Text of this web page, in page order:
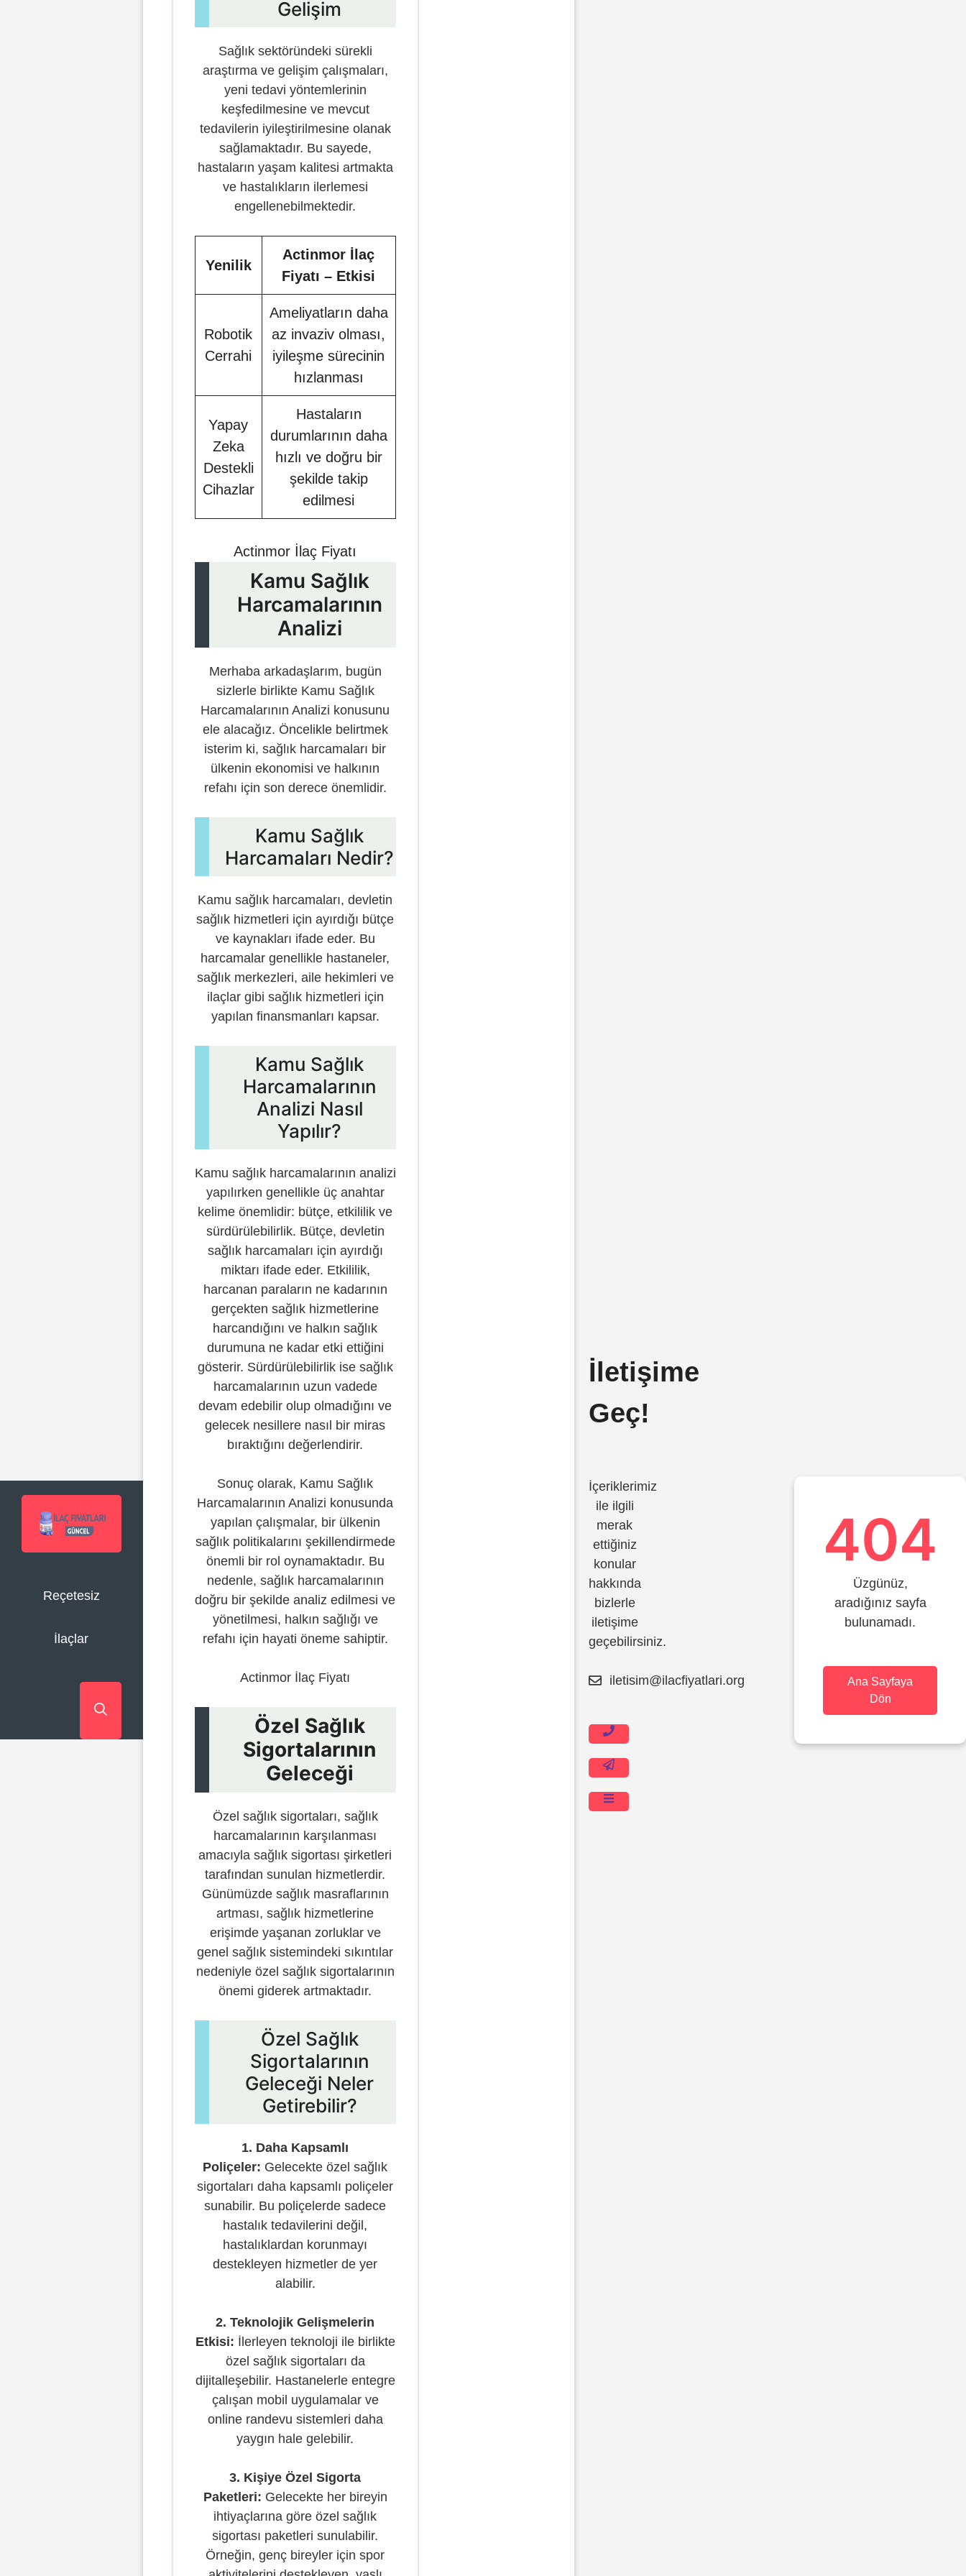
Reçetesiz
İlaçlar
Gelişim
Sağlık sektöründeki sürekli
araştırma ve gelişim çalışmaları,
yeni tedavi yöntemlerinin
keşfedilmesine ve mevcut
tedavilerin iyileştirilmesine olanak
sağlamaktadır. Bu sayede,
hastaların yaşam kalitesi artmakta
ve hastalıkların ilerlemesi
engellenebilmektedir.
Yenilik
Actinmor İlaç
Fiyatı – Etkisi
Robotik
Cerrahi
Ameliyatların daha
az invaziv olması,
iyileşme sürecinin
hızlanması
Yapay
Zeka
Destekli
Cihazlar
Hastaların
durumlarının daha
hızlı ve doğru bir
şekilde takip
edilmesi
Actinmor İlaç Fiyatı
Kamu Sağlık
Harcamalarının
Analizi
Merhaba arkadaşlarım, bugün
sizlerle birlikte Kamu Sağlık
Harcamalarının Analizi konusunu
ele alacağız. Öncelikle belirtmek
isterim ki, sağlık harcamaları bir
ülkenin ekonomisi ve halkının
refahı için son derece önemlidir.
Kamu Sağlık
Harcamaları Nedir?
Kamu sağlık harcamaları, devletin
sağlık hizmetleri için ayırdığı bütçe
ve kaynakları ifade eder. Bu
harcamalar genellikle hastaneler,
sağlık merkezleri, aile hekimleri ve
ilaçlar gibi sağlık hizmetleri için
yapılan finansmanları kapsar.
Kamu Sağlık
Harcamalarının
Analizi Nasıl
Yapılır?
Kamu sağlık harcamalarının analizi
yapılırken genellikle üç anahtar
kelime önemlidir: bütçe, etkililik ve
sürdürülebilirlik. Bütçe, devletin
sağlık harcamaları için ayırdığı
miktarı ifade eder. Etkililik,
harcanan paraların ne kadarının
gerçekten sağlık hizmetlerine
harcandığını ve halkın sağlık
durumuna ne kadar etki ettiğini
gösterir. Sürdürülebilirlik ise sağlık
harcamalarının uzun vadede
devam edebilir olup olmadığını ve
gelecek nesillere nasıl bir miras
bıraktığını değerlendirir.
Sonuç olarak, Kamu Sağlık
Harcamalarının Analizi konusunda
yapılan çalışmalar, bir ülkenin
sağlık politikalarını şekillendirmede
önemli bir rol oynamaktadır. Bu
nedenle, sağlık harcamalarının
doğru bir şekilde analiz edilmesi ve
yönetilmesi, halkın sağlığı ve
refahı için hayati öneme sahiptir.
Actinmor İlaç Fiyatı
Özel Sağlık
Sigortalarının
Geleceği
Özel sağlık sigortaları, sağlık
harcamalarının karşılanması
amacıyla sağlık sigortası şirketleri
tarafından sunulan hizmetlerdir.
Günümüzde sağlık masraflarının
artması, sağlık hizmetlerine
erişimde yaşanan zorluklar ve
genel sağlık sistemindeki sıkıntılar
nedeniyle özel sağlık sigortalarının
önemi giderek artmaktadır.
Özel Sağlık
Sigortalarının
Geleceği Neler
Getirebilir?
1. Daha Kapsamlı
Poliçeler: Gelecekte özel sağlık
sigortaları daha kapsamlı poliçeler
sunabilir. Bu poliçelerde sadece
hastalık tedavilerini değil,
hastalıklardan korunmayı
destekleyen hizmetler de yer
alabilir.
2. Teknolojik Gelişmelerin
Etkisi: İlerleyen teknoloji ile birlikte
özel sağlık sigortaları da
dijitalleşebilir. Hastanelerle entegre
çalışan mobil uygulamalar ve
online randevu sistemleri daha
yaygın hale gelebilir.
3. Kişiye Özel Sigorta
Paketleri: Gelecekte her bireyin
ihtiyaçlarına göre özel sağlık
sigortası paketleri sunulabilir.
Örneğin, genç bireyler için spor
İletişime
Geç!
İçeriklerimiz
ile ilgili
merak
ettiğiniz
konular
hakkında
bizlerle
iletişime
geçebilirsiniz.
iletisim@ilacfiyatlari.org
404
Üzgünüz,
aradığınız sayfa
bulunamadı.
Ana Sayfaya
Dön